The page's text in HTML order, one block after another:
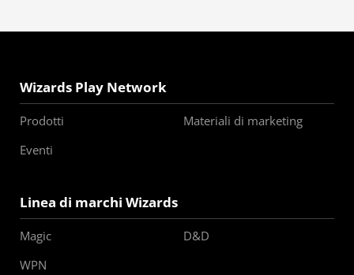
Wizards Play Network
Prodotti
Materiali di marketing
Eventi
Linea di marchi Wizards
Magic
D&D
WPN